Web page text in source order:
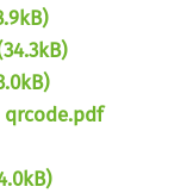
qrcode.pdf